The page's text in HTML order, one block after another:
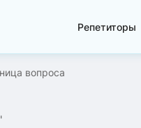
Репетиторы
вопроса